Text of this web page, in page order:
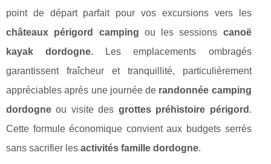
point de départ parfait pour vos excursions vers les
châteaux périgord camping ou les sessions canoë
kayak dordogne. Les emplacements ombragés
garantissent fraîcheur et tranquillité, particulièrement
appréciables après une journée de randonnée camping
dordogne ou visite des grottes préhistoire périgord .
Cette formule économique convient aux budgets serrés
sans sacrifier les activités famille dordogne.